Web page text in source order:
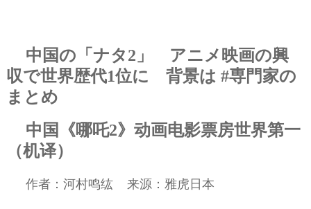
中国の「ナタ2 」 アニメ映画の興
収で世界歴代1位に 背景は #専門家の
まとめ
中国《哪吒2》动画电影票房世界第一
（机译）
作者：河村鸣纮 来源：雅虎日本